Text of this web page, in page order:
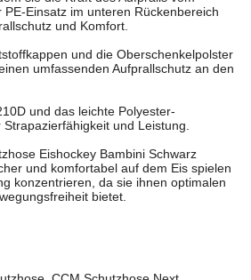
Einsatz im unteren Rückenbereich
und Komfort.
und die Oberschenkelpolster
umfassenden Aufprallschutz an den
und das leichte Polyester-
und Leistung.
Eishockey Bambini Schwarz
und komfortabel auf dem Eis spielen
konzentrieren, da sie ihnen optimalen
bietet.